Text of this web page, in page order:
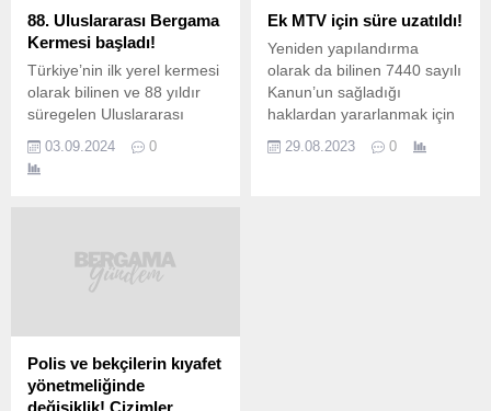
88. Uluslararası Bergama
Kermesi başladı!
Türkiye’nin ilk yerel kermesi
olarak bilinen ve 88 yıldır
süregelen Uluslararası
büyük bir coşkuyla
kapılarını açtı. 2-8 Eylül
günlerin yaşanmasına
sahne olacak. Kermes
Kermesin açılışı, Bergama
Endüstri Meslek Lisesi
önünde başlayan kortej
yürüyüşü ile...
03.09.2024 0
Ek MTV için süre uzatıldı!
Yeniden yapılandırma
olarak da bilinen 7440 sayılı
Kanun’un sağladığı
haklardan yararlanmak için
motorlu taşıtlar vergisinin
29.08.2023 0
Polis ve bekçilerin kıyafet
yönetmeliğinde
değişiklik! Çizimler